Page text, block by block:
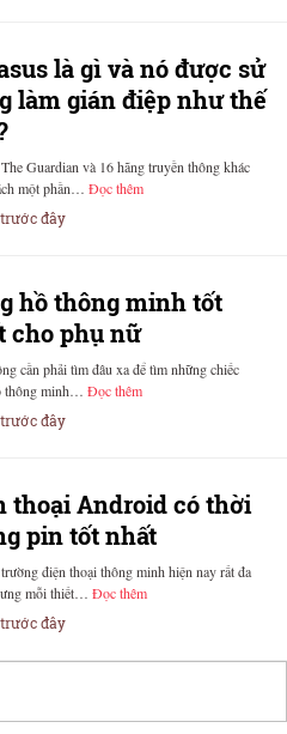
là gì và nó được sử
làm gián điệp như thế
Guardian và 16 hãng truyền thông khác
một phần… Đọc thêm
đây
hồ thông minh tốt
cho phụ nữ
cần phải tìm đâu xa để tìm những chiếc
thông minh… Đọc thêm
đây
thoại Android có thời
pin tốt nhất
điện thoại thông minh hiện nay rất đa
mỗi thiết… Đọc thêm
đây